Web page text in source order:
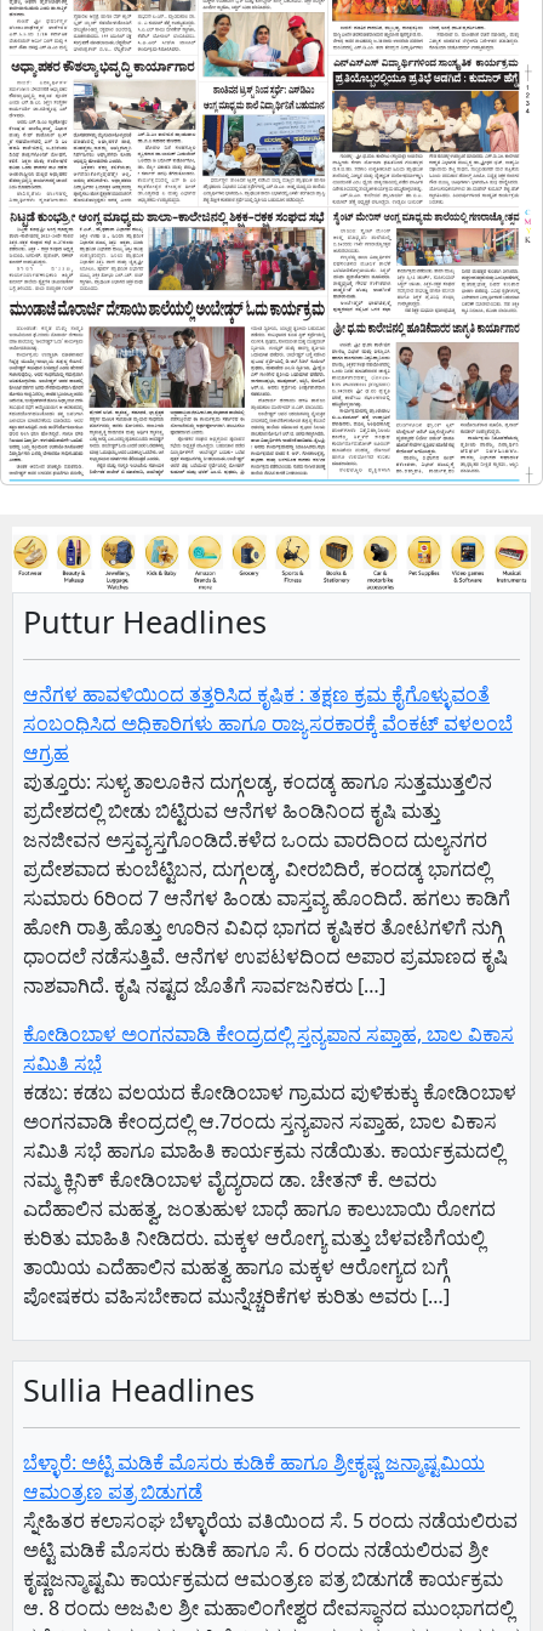
Puttur Headlines
ಆನೆಗಳ ಹಾವಳಿಯಿಂದ ತತ್ತರಿಸಿದ ಕೃಷಿಕ : ತಕ್ಷಣ ಕ್ರಮ ಕೈಗೊಳ್ಳುವಂತೆ
ಸಂಬಂಧಿಸಿದ ಅಧಿಕಾರಿಗಳು ಹಾಗೂ ರಾಜ್ಯಸರಕಾರಕ್ಕೆ ವೆಂಕಟ್ ವಳಲಂಬೆ
ಆಗ್ರಹ
ಪುತ್ತೂರು: ಸುಳ್ಯ ತಾಲೂಕಿನ ದುಗ್ಗಲಡ್ಕ, ಕಂದಡ್ಕ ಹಾಗೂ ಸುತ್ತಮುತ್ತಲಿನ
ಪ್ರದೇಶದಲ್ಲಿ ಬೀಡು ಬಿಟ್ಟಿರುವ ಆನೆಗಳ ಹಿಂಡಿನಿಂದ ಕೃಷಿ ಮತ್ತು
ಜನಜೀವನ ಅಸ್ತವ್ಯಸ್ತಗೊಂಡಿದೆ.ಕಳೆದ ಒಂದು ವಾರದಿಂದ ದುಲ್ಯನಗರ
ಪ್ರದೇಶವಾದ ಕುಂಬೆಟ್ಟಿಬನ, ದುಗ್ಗಲಡ್ಕ, ವೀರಬಿದಿರೆ, ಕಂದಡ್ಕ ಭಾಗದಲ್ಲಿ
ಸುಮಾರು 6ರಿಂದ 7 ಆನೆಗಳ ಹಿಂಡು ವಾಸ್ತವ್ಯ ಹೊಂದಿದೆ. ಹಗಲು ಕಾಡಿಗೆ
ಹೋಗಿ ರಾತ್ರಿ ಹೊತ್ತು ಊರಿನ ವಿವಿಧ ಭಾಗದ ಕೃಷಿಕರ ತೋಟಗಳಿಗೆ ನುಗ್ಗಿ
ಧಾಂದಲೆ ನಡೆಸುತ್ತಿವೆ. ಆನೆಗಳ ಉಪಟಳದಿಂದ ಅಪಾರ ಪ್ರಮಾಣದ ಕೃಷಿ
ನಾಶವಾಗಿದೆ. ಕೃಷಿ ನಷ್ಟದ ಜೊತೆಗೆ ಸಾರ್ವಜನಿಕರು […]
ಕೋಡಿಂಬಾಳ ಅಂಗನವಾಡಿ ಕೇಂದ್ರದಲ್ಲಿ ಸ್ತನ್ಯಪಾನ ಸಪ್ತಾಹ, ಬಾಲ ವಿಕಾಸ
ಸಮಿತಿ ಸಭೆ
ಕಡಬ: ಕಡಬ ವಲಯದ ಕೋಡಿಂಬಾಳ ಗ್ರಾಮದ ಪುಳಿಕುಕ್ಕು ಕೋಡಿಂಬಾಳ
ಅಂಗನವಾಡಿ ಕೇಂದ್ರದಲ್ಲಿ ಆ.7ರಂದು ಸ್ತನ್ಯಪಾನ ಸಪ್ತಾಹ, ಬಾಲ ವಿಕಾಸ
ಸಮಿತಿ ಸಭೆ ಹಾಗೂ ಮಾಹಿತಿ ಕಾರ್ಯಕ್ರಮ ನಡೆಯಿತು. ಕಾರ್ಯಕ್ರಮದಲ್ಲಿ
ನಮ್ಮ ಕ್ಲಿನಿಕ್ ಕೋಡಿಂಬಾಳ ವೈದ್ಯರಾದ ಡಾ. ಚೇತನ್ ಕೆ. ಅವರು
ಎದೆಹಾಲಿನ ಮಹತ್ವ, ಜಂತುಹುಳ ಬಾಧೆ ಹಾಗೂ ಕಾಲುಬಾಯಿ ರೋಗದ
ಕುರಿತು ಮಾಹಿತಿ ನೀಡಿದರು. ಮಕ್ಕಳ ಆರೋಗ್ಯ ಮತ್ತು ಬೆಳವಣಿಗೆಯಲ್ಲಿ
ತಾಯಿಯ ಎದೆಹಾಲಿನ ಮಹತ್ವ ಹಾಗೂ ಮಕ್ಕಳ ಆರೋಗ್ಯದ ಬಗ್ಗೆ
ಪೋಷಕರು ವಹಿಸಬೇಕಾದ ಮುನ್ನೆಚ್ಚರಿಕೆಗಳ ಕುರಿತು ಅವರು […]
Sullia Headlines
ಬೆಳ್ಳಾರೆ: ಅಟ್ಟಿ ಮಡಿಕೆ ಮೊಸರು ಕುಡಿಕೆ ಹಾಗೂ ಶ್ರೀಕೃಷ್ಣ ಜನ್ಮಾಷ್ಟಮಿಯ
ಆಮಂತ್ರಣ ಪತ್ರ ಬಿಡುಗಡೆ
ಸ್ನೇಹಿತರ ಕಲಾಸಂಘ ಬೆಳ್ಳಾರೆಯ ವತಿಯಿಂದ ಸೆ. 5 ರಂದು ನಡೆಯಲಿರುವ
ಅಟ್ಟಿ ಮಡಿಕೆ ಮೊಸರು ಕುಡಿಕೆ ಹಾಗೂ ಸೆ. 6 ರಂದು ನಡೆಯಲಿರುವ ಶ್ರೀ
ಕೃಷ್ಣಜನ್ಮಾಷ್ಟಮಿ ಕಾರ್ಯಕ್ರಮದ ಆಮಂತ್ರಣ ಪತ್ರ ಬಿಡುಗಡೆ ಕಾರ್ಯಕ್ರಮ
ಆ. 8 ರಂದು ಅಜಪಿಲ ಶ್ರೀ ಮಹಾಲಿಂಗೇಶ್ವರ ದೇವಸ್ಥಾನದ ಮುಂಭಾಗದಲ್ಲಿ